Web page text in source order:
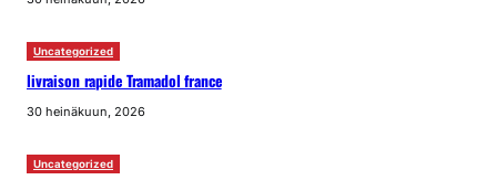
Uncategorized
livraison rapide Tramadol france
30 heinäkuun, 2026
Uncategorized